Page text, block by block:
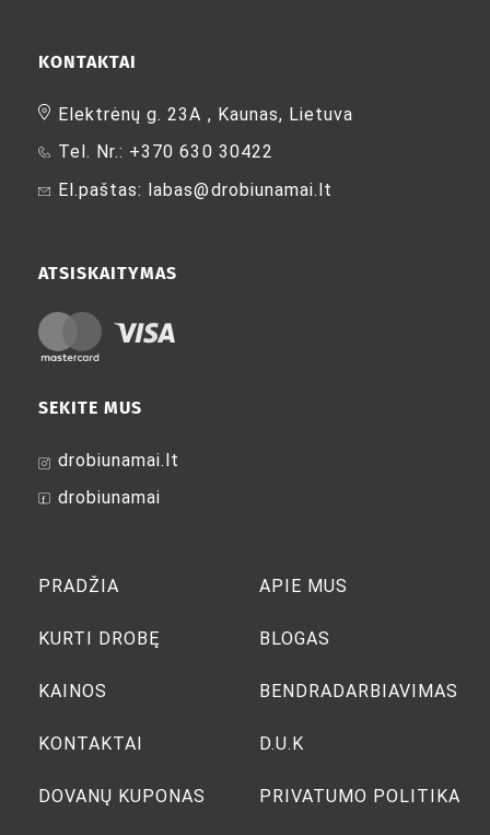
The
be
chosen
the
PRADŽIA
KURTI DROBĘ
KAINOS
KONTAKTAI
DOVANŲ KUPONAS
APIE MUS
BLOGAS
BENDRADARBIAVIMAS
D.U.K
PRIVATUMO POLITIKA
SEKITE MUS
drobiunamai.lt
drobiunamai
ATSISKAITYMAS
KONTAKTAI
Elektrėnų g. 23A , Kaunas, Lietuva
Tel. Nr.: +370 630 30422
El.paštas: labas@drobiunamai.lt